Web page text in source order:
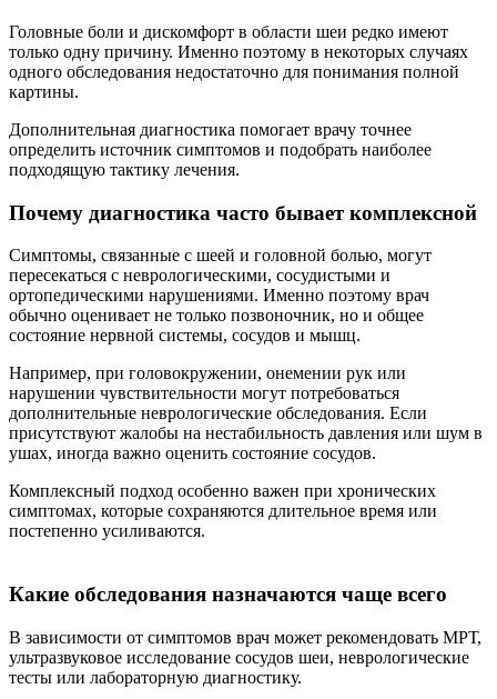
Головные боли и дискомфорт в области шеи редко имеют
только одну причину. Именно поэтому в некоторых случаях
одного обследования недостаточно для понимания полной
картины.
Дополнительная диагностика помогает врачу точнее
определить источник симптомов и подобрать наиболее
подходящую тактику лечения.
Почему диагностика часто бывает комплексной
Симптомы, связанные с шеей и головной болью, могут
пересекаться с неврологическими, сосудистыми и
ортопедическими нарушениями. Именно поэтому врач
обычно оценивает не только позвоночник, но и общее
состояние нервной системы, сосудов и мышц.
Например, при головокружении, онемении рук или
нарушении чувствительности могут потребоваться
дополнительные неврологические обследования. Если
присутствуют жалобы на нестабильность давления или шум в
ушах, иногда важно оценить состояние сосудов.
Комплексный подход особенно важен при хронических
симптомах, которые сохраняются длительное время или
постепенно усиливаются.
Какие обследования назначаются чаще всего
В зависимости от симптомов врач может рекомендовать МРТ,
ультразвуковое исследование сосудов шеи, неврологические
тесты или лабораторную диагностику.